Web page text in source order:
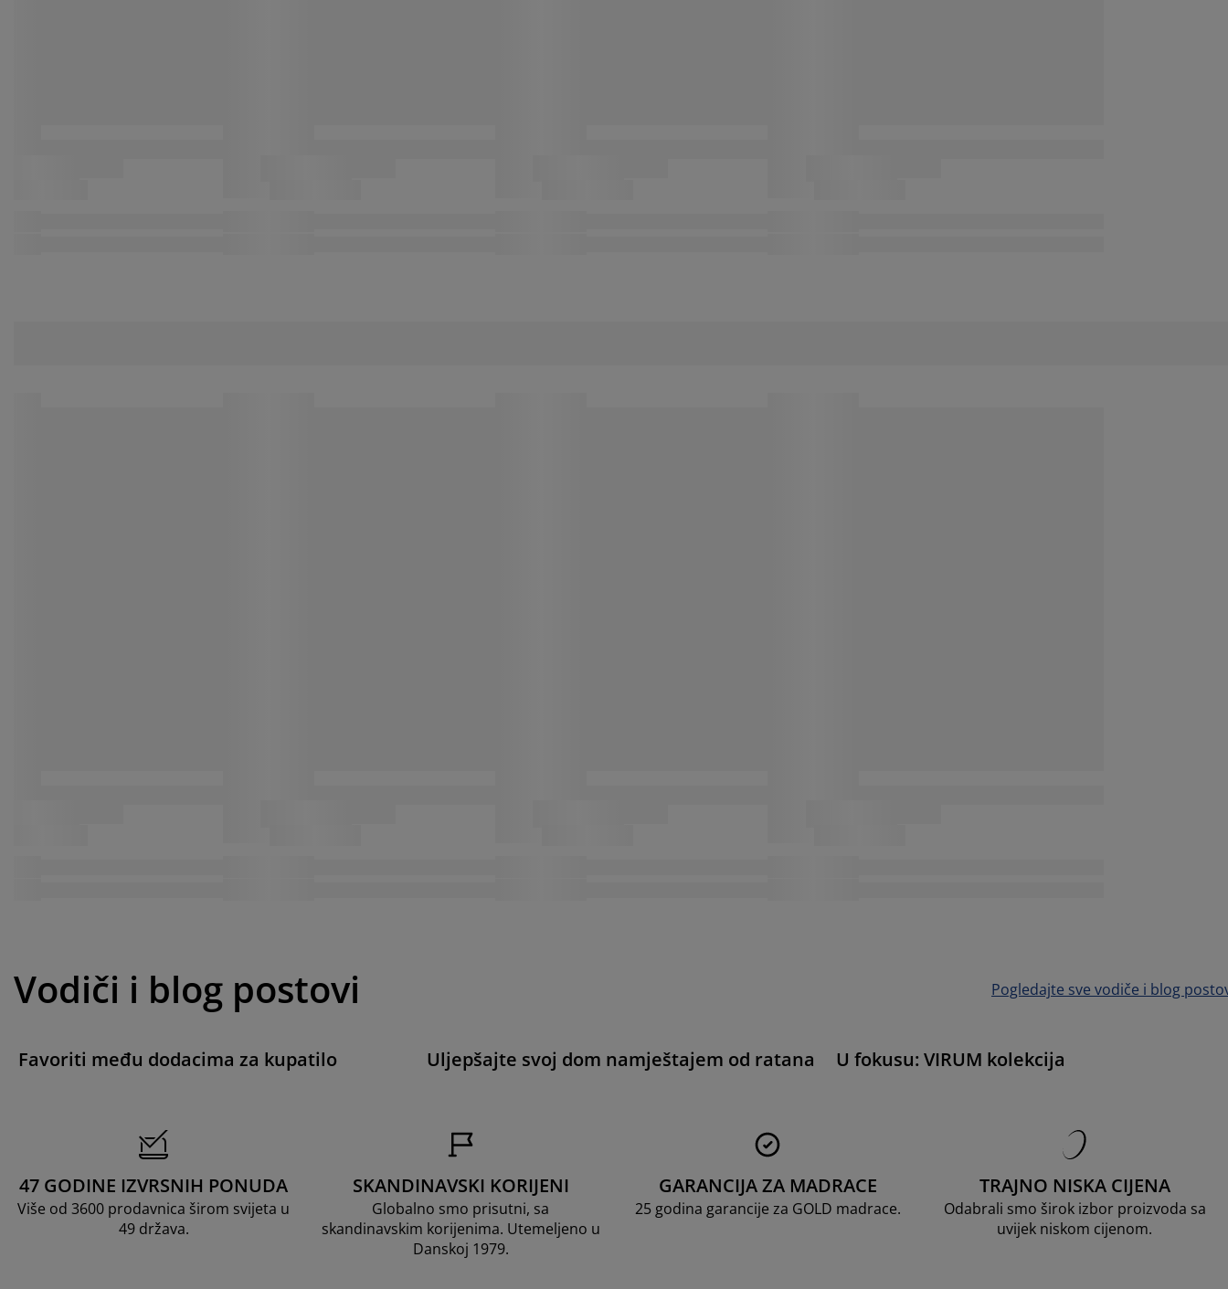
Vodiči i blog postovi Pogledajte sve vodiče i blog
Favoriti među dodacima za kupatilo Uljepšajte svoj dom namještajem od ratana U fokusu: VIRUM kolekcija
47 GODINE IZVRSNIH PONUDA
Više od 3600 prodavnica širom svijeta u
49 država.
SKANDINAVSKI KORIJENI
Globalno smo prisutni, sa
skandinavskim korijenima. Utemeljeno u
Danskoj 1979.
GARANCIJA ZA MADRACE
25 godina garancije za GOLD madrace.
TRAJNO NISKA CIJENA
Odabrali smo širok izbor proizvoda sa
uvijek niskom cijenom.